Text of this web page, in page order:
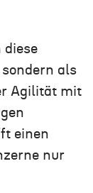
diese
als
Agilität mit
einen
nur